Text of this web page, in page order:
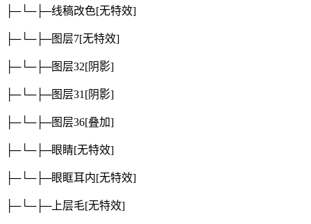
├─└─├─线稿改色[无特效]
├─└─├─图层7[无特效]
├─└─├─图层32[阴影]
├─└─├─图层31 [阴影]
├─└─├─图层36[叠加]
├─└─├─眼睛[无特效]
├─└─├─眼眶耳内[无特效]
├─└─├─上层毛[无特效]